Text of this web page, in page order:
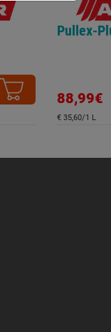
Pullex-
88,99€
€ 35,60/1 L